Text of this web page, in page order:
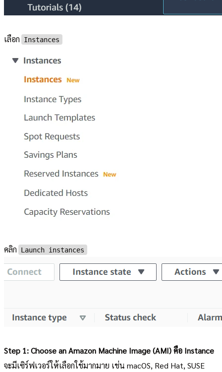
เลือก Instances
คลิก Launch instances
Step 1: Choose an Amazon Machine Image (AMI) คือ Instance
จะมีเซิร์ฟเวอร์ให้เลือกใช้มากมาย เช่น macOS, Red Hat, SUSE